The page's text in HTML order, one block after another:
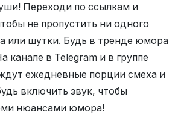
Переходи по ссылкам и
не пропустить ни одного
или шутки. Будь в тренде юмора
канале в Telegram и в группе
ежедневные порции смеха и
включить звук, чтобы
нюансами юмора!